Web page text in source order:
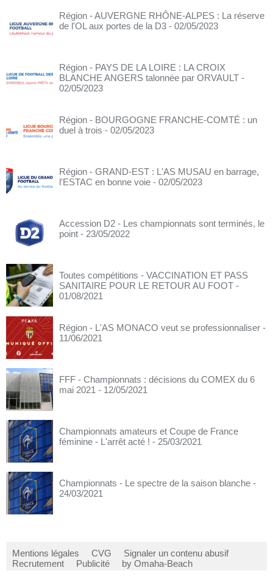
Région - AUVERGNE RHÔNE-ALPES : La réserve
de l'OL aux portes de la D3 - 02/05/2023
Région - PAYS DE LA LOIRE : LA CROIX
BLANCHE ANGERS talonnée par ORVAULT -
02/05/2023
Région - BOURGOGNE FRANCHE-COMTÉ : un
duel à trois - 02/05/2023
Région - GRAND-EST : L'AS MUSAU en barrage,
l'ESTAC en bonne voie - 02/05/2023
Accession D2 - Les championnats sont terminés, le
point - 23/05/2022
Toutes compétitions - VACCINATION ET PASS
SANITAIRE POUR LE RETOUR AU FOOT -
01/08/2021
Région - L'AS MONACO veut se professionnaliser -
11/06/2021
FFF - Championnats : décisions du COMEX du 6
mai 2021 - 12/05/2021
Championnats amateurs et Coupe de France
féminine - L'arrêt acté ! - 25/03/2021
Championnats - Le spectre de la saison blanche -
24/03/2021
Mentions légales CVG
Signaler un contenu abusif
Recrutement
Publicité by Omaha-Beach